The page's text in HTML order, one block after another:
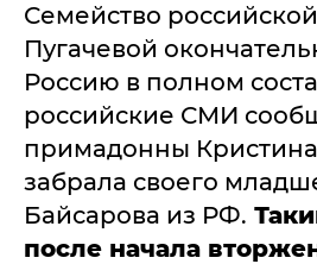
Семейство
Пугачевой
Россию в полном
российские СМИ
примадонны
забрала своего
Байсарова из РФ.
после начала